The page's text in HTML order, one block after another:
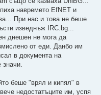
навремето EfNET и
При нас и това не беше
изведнъж IRC.bg...
днешен не мога да
от еди. Данбо им
в документа на
беше "врял и кипял" в
недостатъците им, успя